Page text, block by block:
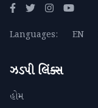
Languages: EN
ઝડપી લિંક્સ
હોમ